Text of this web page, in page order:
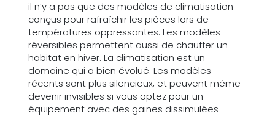
il n’y a pas que des modèles de climatisation
conçus pour rafraîchir les pièces lors de
températures oppressantes. Les modèles
réversibles permettent aussi de chauffer un
habitat en hiver. La climatisation est un
domaine qui a bien évolué. Les modèles
récents sont plus silencieux, et peuvent même
devenir invisibles si vous optez pour un
équipement avec des gaines dissimulées